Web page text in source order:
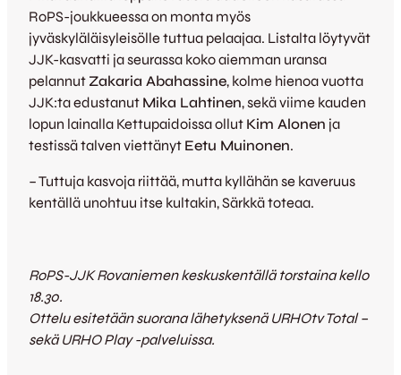
RoPS-joukkueessa on monta myös
jyväskyläläisyleisölle tuttua pelaajaa. Listalta löytyvät
JJK-kasvatti ja seurassa koko aiemman uransa
pelannut Zakaria Abahassine, kolme hienoa vuotta
JJK:ta edustanut Mika Lahtinen, sekä viime kauden
lopun lainalla Kettupaidoissa ollut Kim Alonen ja
testissä talven viettänyt Eetu Muinonen.
– Tuttuja kasvoja riittää, mutta kyllähän se kaveruus
kentällä unohtuu itse kultakin, Särkkä toteaa.
RoPS-JJK Rovaniemen keskuskentällä torstaina kello
18.30.
Ottelu esitetään suorana lähetyksenä URHOtv Total –
sekä URHO Play -palveluissa.